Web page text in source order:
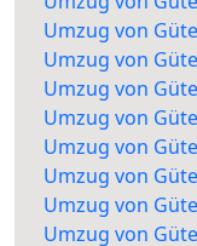
Umzug von
Umzug von
Umzug von
Umzug von
Umzug von
Umzug von
Umzug von
Umzug von